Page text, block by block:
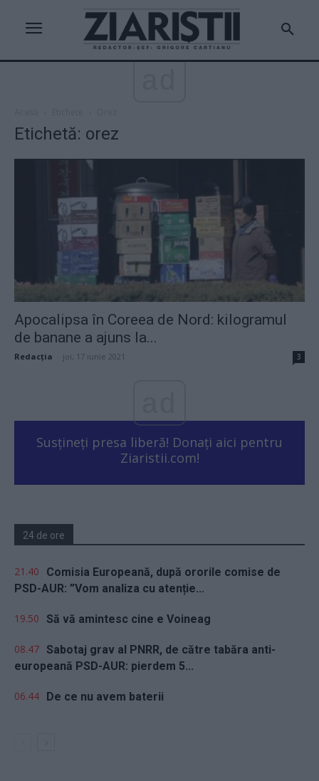
Etichetă: orez
Apocalipsa în Coreea de Nord: kilogramul
de banane a ajuns la...
Redacţia joi, 17 iunie 2021 3
Susțineți presa liberă! Donați aici pentru
Ziaristii.com!
24 de ore
21.40
Comisia Europeană, după ororile comise de
PSD-AUR: ”Vom analiza cu atenție...
19.50 Să vă amintesc cine e Voineag
08.47 Sabotaj grav al PNRR, de către tabăra anti-
europeană PSD-AUR: pierdem 5...
06.44 De ce nu avem baterii